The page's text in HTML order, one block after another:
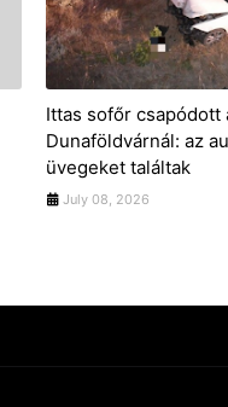
Ittas sofőr csapódott
Dunaföldvárnál: az
üvegeket találtak
July 08, 2026